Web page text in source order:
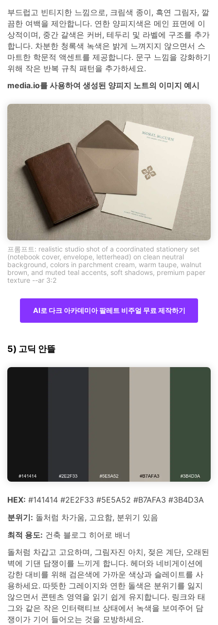
부드럽고 빈티지한 느낌으로, 크림색 종이, 흑연 그림자, 깔
끔한 여백을 제안합니다. 연한 양피지색은 메인 표면에 이
상적이며, 중간 갈색은 커버, 테두리 및 라벨에 구조를 추가
합니다. 차분한 청록색 녹색은 밝게 느껴지지 않으면서 스
마트한 학문적 액센트를 제공합니다. 문구 느낌을 강화하기
위해 작은 반복 규칙 패턴을 추가하세요.
media.io를 사용하여 생성된 양피지 노트의 이미지 예시
프롬프트: realistic studio shot of a coordinated stationery set
(notebook cover, envelope, letterhead) on clean neutral
background, colors in parchment cream, warm taupe, walnut
brown, and muted teal accents, soft shadows, premium paper
texture --ar 3:2
AI로 다크 아카데미아 팔레트 비주얼 무료 제작하기
5) 고딕 안뜰
HEX: #141414 #2E2F33 #5E5A52 #B7AFA3 #3B4D3A
분위기: 돌처럼 차가움, 고요함, 분위기 있음
최적 용도: 건축 블로그 히어로 배너
돌처럼 차갑고 고요하며, 그림자진 아치, 젖은 계단, 오래된
벽에 기댄 담쟁이를 느끼게 합니다. 헤더와 네비게이션에
강한 대비를 위해 검은색에 가까운 색상과 슬레이트를 사
용하세요. 따뜻한 그레이지와 연한 돌색은 분위기를 잃지
않으면서 콘텐츠 영역을 읽기 쉽게 유지합니다. 링크와 태
그와 같은 작은 인터랙티브 상태에서 녹색을 보여주어 담
쟁이가 기어 들어오는 것을 모방하세요.